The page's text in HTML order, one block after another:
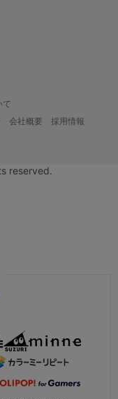
会社概要
採用情報
reserved.